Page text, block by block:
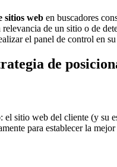
sitios web en buscadores
de un sitio o de
el panel de control en
de
sitio web del cliente (y su
para establecer la mejor